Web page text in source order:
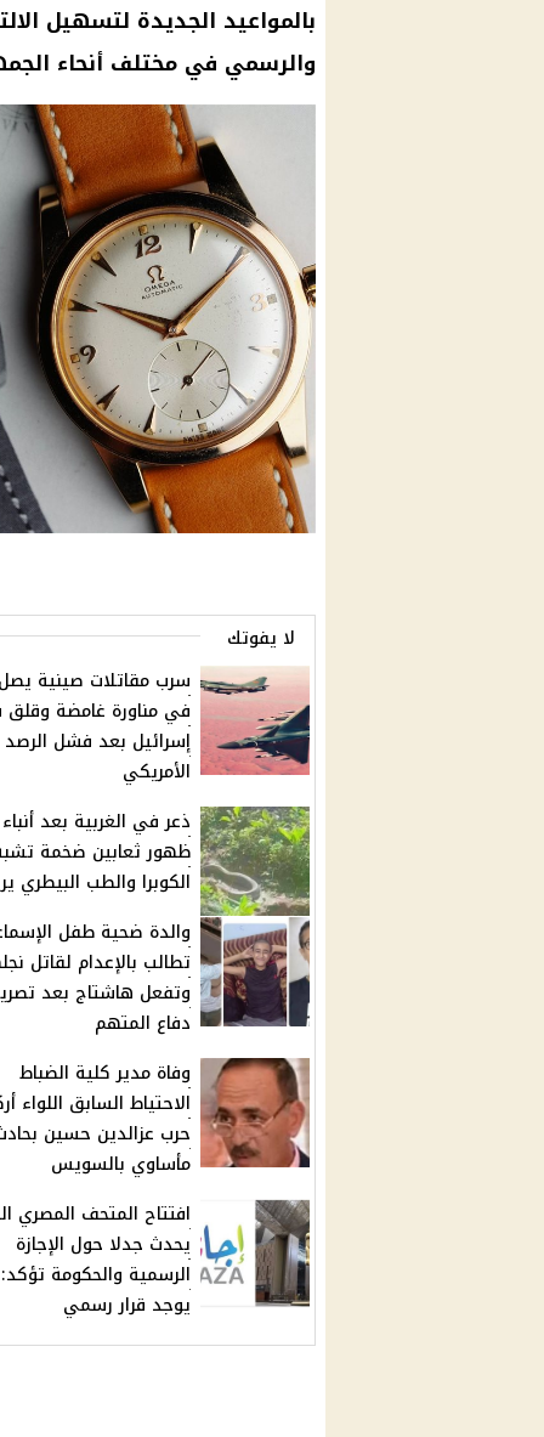
بالمواعيد الجديدة لتسهيل
والرسمي في مختلف أنحاء
لا يفوتك
سرب مقاتلات صينية
في مناورة غامضة
إسرائيل بعد فشل الرصد
الأمريكي
ذعر في الغربية بعد
ظهور ثعابين ضخمة
الكوبرا والطب البيطري
والدة ضحية طفل
تطالب بالإعدام لقاتل
وتفعل هاشتاج بعد
دفاع المتهم
وفاة مدير كلية الضباط
الاحتياط السابق اللواء
حرب عزالدين حسين
مأساوي بالسويس
افتتاح المتحف المصري
يحدث جدلا حول الإجازة
الرسمية والحكومة
يوجد قرار رسمي